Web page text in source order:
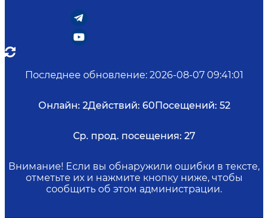
Последнее обновление: 2026-08-07 09:41:01
Онлайн: 2Действий: 60Посещений: 52
Ср. прод. посещения: 27
Внимание! Если вы обнаружили ошибки в тексте,
отметьте их и нажмите кнопку ниже, чтобы
сообщить об этом администрации.